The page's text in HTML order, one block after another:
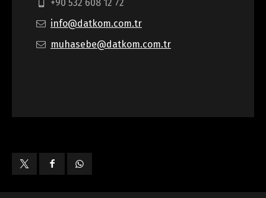
+90 532 608 12 72
info@datkom.com.tr
muhasebe@datkom.com.tr